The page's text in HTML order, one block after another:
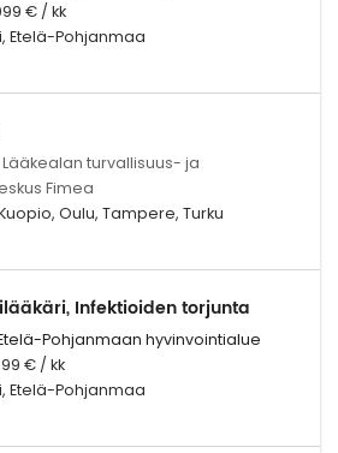
€ / kk
Etelä-Pohjanmaa
Lääkealan turvallisuus- ja
Fimea
Oulu, Tampere, Turku
Infektioiden torjunta
Pohjanmaan hyvinvointialue
€ / kk
Etelä-Pohjanmaa